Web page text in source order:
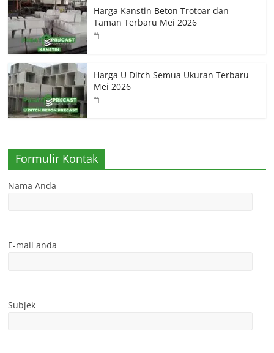
Harga Kanstin Beton Trotoar dan
Taman Terbaru Mei 2026
Harga U Ditch Semua Ukuran Terbaru
Mei 2026
Formulir Kontak
Nama Anda
E-mail anda
Subjek